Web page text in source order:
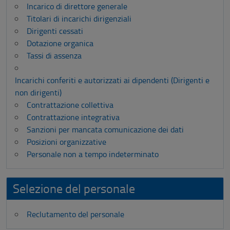
Incarico di direttore generale
Titolari di incarichi dirigenziali
Dirigenti cessati
Dotazione organica
Tassi di assenza
Incarichi conferiti e autorizzati ai dipendenti (Dirigenti e
non dirigenti)
Contrattazione collettiva
Contrattazione integrativa
Sanzioni per mancata comunicazione dei dati
Posizioni organizzative
Personale non a tempo indeterminato
Selezione del personale
Reclutamento del personale